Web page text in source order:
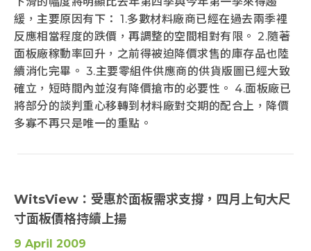
緩，主要原因有下： 1.多數材料廠商已經在過去兩季裡
反應相當程度的跌價，再調整的空間相對有限。 2.隨著
面板廠稼動率回升，之前得被迫降價求售的庫存品也陸
續消化完畢。 3.主要零組件供應商的供貨版圖已經大致
確立，短時間內並沒有降價搶市的必要性。 4.面板廠已
將部分的談判重心移轉到材料廠對交期的配合上，降價
多寡不再只是唯一的重點。
WitsView：受惠於面板需求支撐，四月上旬大尺
寸面板價格持續上揚
9 April 2009